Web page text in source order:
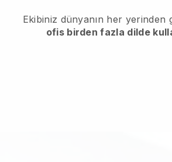
Ekibiniz dünyanın her yerinden
ofis birden fazla dilde